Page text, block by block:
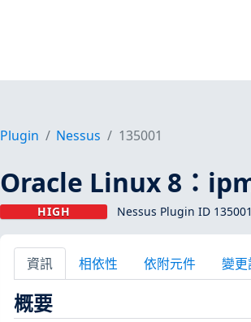
Plugin Nessus 135001
Oracle Linux 8：
HIGH Nessus Plugin ID 135001
資訊 相依性 依附元件 變
概要